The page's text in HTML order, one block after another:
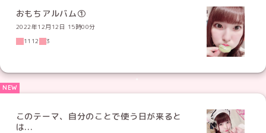
おもちアルバム①
2022年12月12日 15時00分
1112
3
このテーマ、自分のことで使う日が来ると
は...